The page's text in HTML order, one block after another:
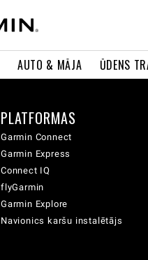
AUTO & MĀJA ŪDENS
PLATFORMAS
Garmin Connect
Garmin Express
Connect IQ
flyGarmin
Garmin Explore
Navionics karšu instalētājs